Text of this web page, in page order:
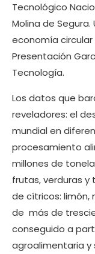
Tecnológico
Molina de
economía circular
Presentación
Tecnología.
Los datos que
reveladores: el
mundial en
procesamiento
millones de
frutas, verduras y
de cítricos: limón,
de más de
conseguido a
agroalimentaria